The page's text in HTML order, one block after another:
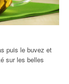
puis le buvez et
sur les belles